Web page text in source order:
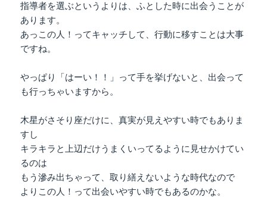
指導者を選ぶというよりは、ふとした時に出会うことが
あります。
あっこの人！ってキャッチして、行動に移すことは大事
ですね。
やっぱり「はーい！！」って手を挙げないと、出会って
も行っちゃいますから。
木星がさそり座だけに、真実が見えやすい時でもありま
すし
キラキラと上辺だけうまくいってるように見せかけてい
るのは
もう滲み出ちゃって、取り繕えないような時代なので
よりこの人！って出会いやすい時でもあるのかな。